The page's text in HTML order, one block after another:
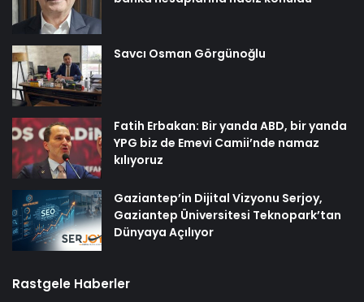
Savcı Osman Görgünoğlu
Fatih Erbakan: Bir yanda ABD, bir yanda
YPG biz de Emevi Camii’nde namaz
kılıyoruz
Gaziantep’in Dijital Vizyonu Serjoy,
Gaziantep Üniversitesi Teknopark’tan
Dünyaya Açılıyor
Rastgele Haberler